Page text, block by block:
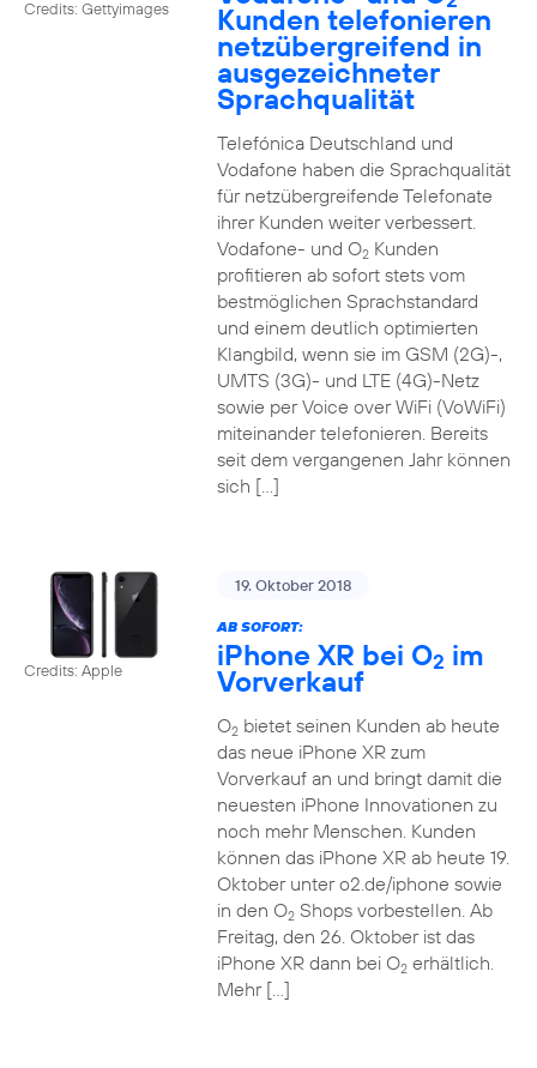
Credits: Gettyimages Kunden telefonieren
netzübergreifend in
ausgezeichneter
Sprachqualität
Telefónica Deutschland und
Vodafone haben die Sprachqualität
für netzübergreifende Telefonate
ihrer Kunden weiter verbessert.
Vodafone- und O2Kunden
profitieren ab sofort stets vom
bestmöglichen Sprachstandard
und einem deutlich optimierten
Klangbild, wenn sie im GSM (2G)-,
UMTS (3G)- und LTE (4G)-Netz
sowie per Voice over WiFi (VoWiFi)
miteinander telefonieren. Bereits
seit dem vergangenen Jahr können
sich […]
Credits: Apple
19. Oktober 2018
AB SOFORT:
iPhone XR bei O2 im
Vorverkauf
O2bietet seinen Kunden ab heute
das neue iPhone XR zum
Vorverkauf an und bringt damit die
neuesten iPhone Innovationen zu
noch mehr Menschen. Kunden
können das iPhone XR ab heute 19.
Oktober unter o2.de/iphone sowie
in den O2Shops vorbestellen. Ab
Freitag, den 26. Oktober ist das
iPhone XR dann bei O2erhältlich.
Mehr […]